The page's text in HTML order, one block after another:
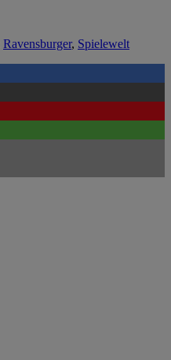
Ravensburger, Spielewelt